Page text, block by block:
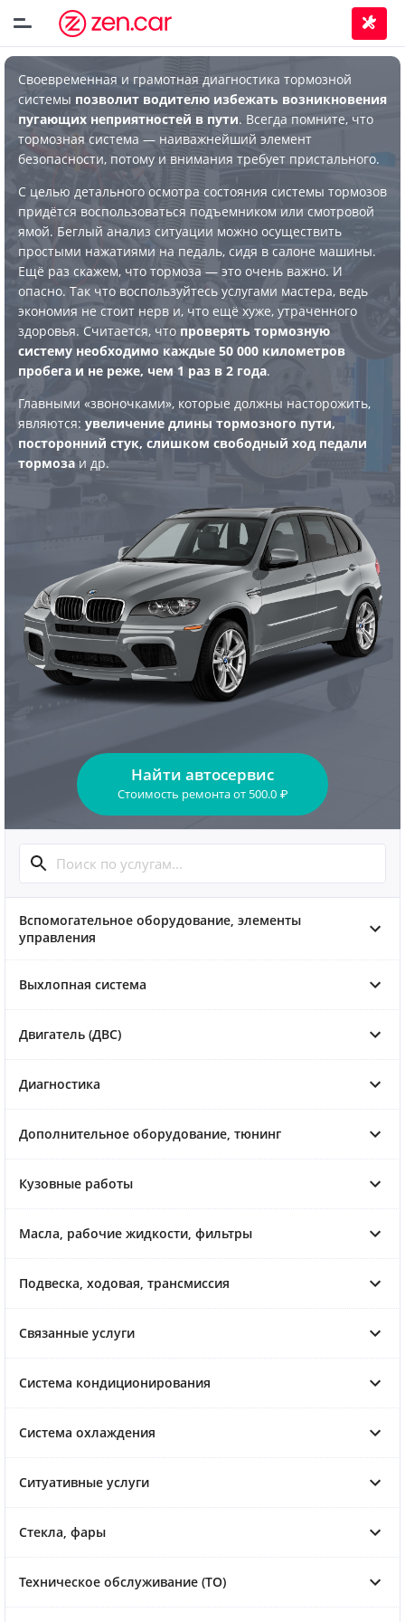
Своевременная и грамотная диагностика тормозной
системы позволит водителю избежать возникновения
пугающих неприятностей в пути. Всегда помните, что
тормозная система — наиважнейший элемент
безопасности, потому и внимания требует пристального.
С целью детального осмотра состояния системы тормозов
придётся воспользоваться подъемником или смотровой
ямой. Беглый анализ ситуации можно осуществить
простыми нажатиями на педаль, сидя в салоне машины.
Ещё раз скажем, что тормоза — это очень важно. И
опасно. Так что воспользуйтесь услугами мастера, ведь
экономия не стоит нерв и, что ещё хуже, утраченного
здоровья. Считается, что проверять тормозную
систему необходимо каждые 50 000 километров
пробега и не реже, чем 1 раз в 2 года.
Главными «звоночками», которые должны насторожить,
являются: увеличение длины тормозного пути,
посторонний стук, слишком свободный ход педали
тормоза и др.
Найти автосервис
Стоимость ремонтаот 500.0 ₽
Вспомогательное оборудование, элементы
управления
Выхлопная система
Двигатель (ДВС)
Диагностика
Дополнительное оборудование, тюнинг
Кузовные работы
Масла, рабочие жидкости, фильтры
Подвеска, ходовая, трансмиссия
Связанные услуги
Система кондиционирования
Система охлаждения
Ситуативные услуги
Стекла, фары
Техническое обслуживание (ТО)